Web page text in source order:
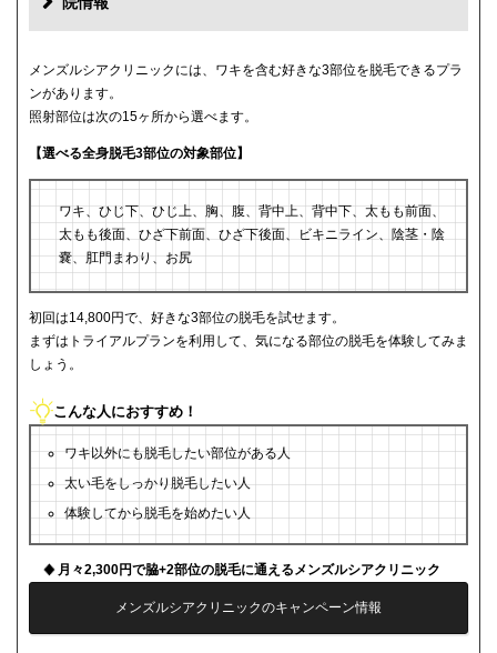
メンズルシアクリニックには、ワキを含む好きな3部位を脱毛できるプラ
ンがあります。
照射部位は次の15ヶ所から選べます。
【選べる全身脱毛3部位の対象部位】
ワキ、ひじ下、ひじ上、胸、腹、背中上、背中下、太もも前面、
太もも後面、ひざ下前面、ひざ下後面、ビキニライン、陰茎・陰
嚢、肛門まわり、お尻
初回は14,800円で、好きな3部位の脱毛を試せます。
まずはトライアルプランを利用して、気になる部位の脱毛を体験してみま
しょう。
こんな人におすすめ！
ワキ以外にも脱毛したい部位がある人
太い毛をしっかり脱毛したい人
体験してから脱毛を始めたい人
月々2,300円で脇+2部位の脱毛に通えるメンズルシアクリニック
メンズルシアクリニックのキャンペーン情報